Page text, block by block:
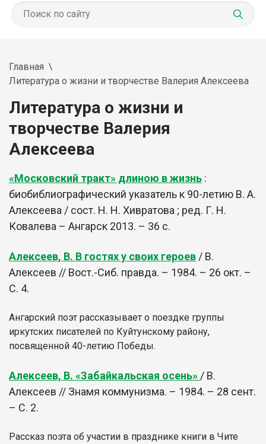
Главная
Литература о жизни и творчестве Валерия Алексеева
Литература о жизни и
творчестве Валерия
Алексеева
«Московский тракт» длиною в жизнь :
биобиблиографический указатель к 90-летию В. А.
Алексеева / сост. Н. Н. Хивратова ; ред. Г. Н.
Ковалева – Ангарск 2013. – 36 с.
Алексеев, В. В гостях у своих героев / В.
Алексеев // Вост.-Сиб. правда. – 1984. – 26 окт. –
С. 4.
Ангарский поэт рассказывает о поездке группы
иркутских писателей по Куйтунскому району,
посвященной 40-летию Победы.
Алексеев, В. «Забайкальская осень» / В.
Алексеев // Знамя коммунизма. – 1984. – 28 сент.
– С. 2.
Рассказ поэта об участии в празднике книги в Чите